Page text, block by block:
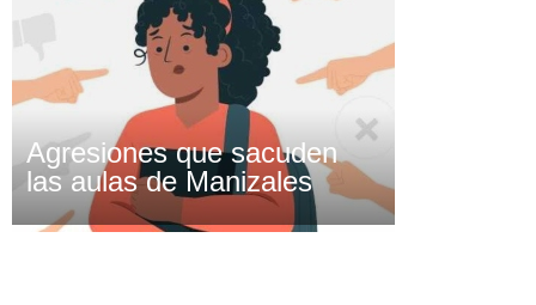
Agresiones que sacuden
las aulas de Manizales